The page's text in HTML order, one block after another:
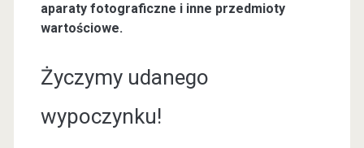
aparaty fotograficzne i inne przedmioty
wartościowe.
Życzymy udanego
wypoczynku!